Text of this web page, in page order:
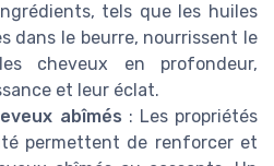
tels que les huiles
dans le beurre, nourrissent le
cheveux en profondeur,
et leur éclat.
abîmés : Les propriétés
permettent de renforcer et